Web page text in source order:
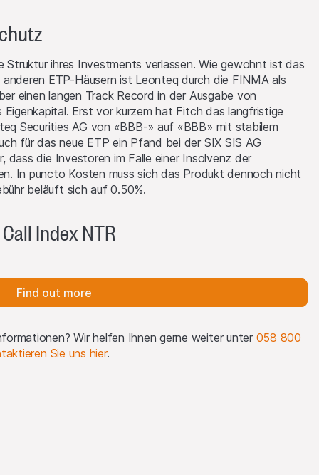
Struktur ihres Investments verlassen. Wie gewohnt ist das
ETP-Häusern ist Leonteq durch die FINMA als
einen langen Track Record in der Ausgabe von
Erst vor kurzem hat Fitch das langfristige
Securities AG von «BBB-» auf «BBB» mit stabilem
für das neue ETP ein Pfand bei der SIX SIS AG
dass die Investoren im Falle einer Insolvenz der
In puncto Kosten muss sich das Produkt dennoch nicht
beläuft sich auf 0.50%.
Index NTR
Find out more
Wir helfen Ihnen gerne weiter unter 058 800
Sie uns hier.
in denen
Rechnung oder
werden.
zu
um die
finden Sie auf